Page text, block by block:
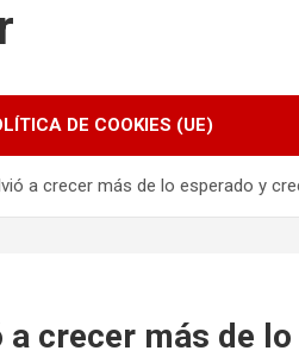
DE COOKIES (UE)
a crecer más de lo esperado y
a crecer más de